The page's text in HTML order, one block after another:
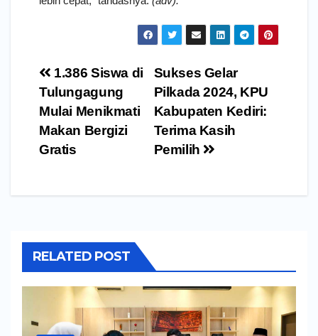
Navigasi
pos
Sukses Gelar
Pilkada 2024, KPU
Kabupaten Kediri:
Terima Kasih
Pemilih
1.386 Siswa di
Tulungagung
Mulai Menikmati
Makan Bergizi
Gratis
RELATED POST